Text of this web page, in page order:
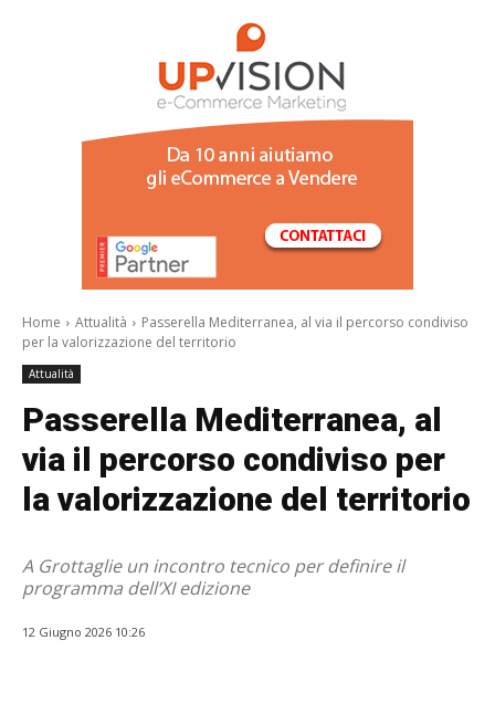
Home
Attualità
Passerella Mediterranea, al via il percorso condiviso
per la valorizzazione del territorio
Attualità
Passerella Mediterranea, al
via il percorso condiviso per
la valorizzazione del territorio
A Grottaglie un incontro tecnico per definire il
programma dell’XI edizione
12 Giugno 2026 10:26